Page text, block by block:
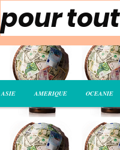
pour
ASIE AMERIQUE OCEANIE